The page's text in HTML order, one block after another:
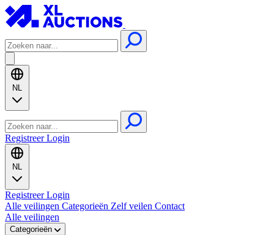
NL
RegistreerLogin
NL
RegistreerLogin
Alle veilingen Categorieën Zelf veilen Contact
Alle veilingen
Categorieën